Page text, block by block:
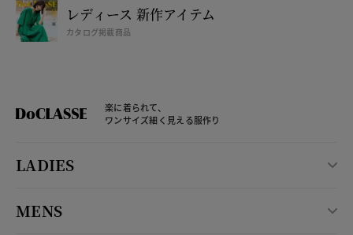
レディース 新作アイテム
カタログ掲載商品
楽に着られて、
ワンサイズ細く見える服作り
LADIES
MENS